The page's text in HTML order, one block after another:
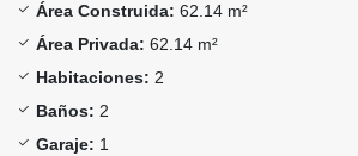
Área Construida: 62.14 m²
Área Privada: 62.14 m²
Habitaciones: 2
Baños: 2
Garaje: 1